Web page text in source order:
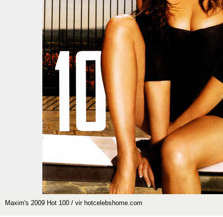
Maxim's 2009 Hot 100 / vir hotcelebshome.com